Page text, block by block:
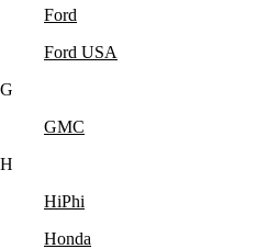
Ford
Ford USA
G
GMC
H
HiPhi
Honda